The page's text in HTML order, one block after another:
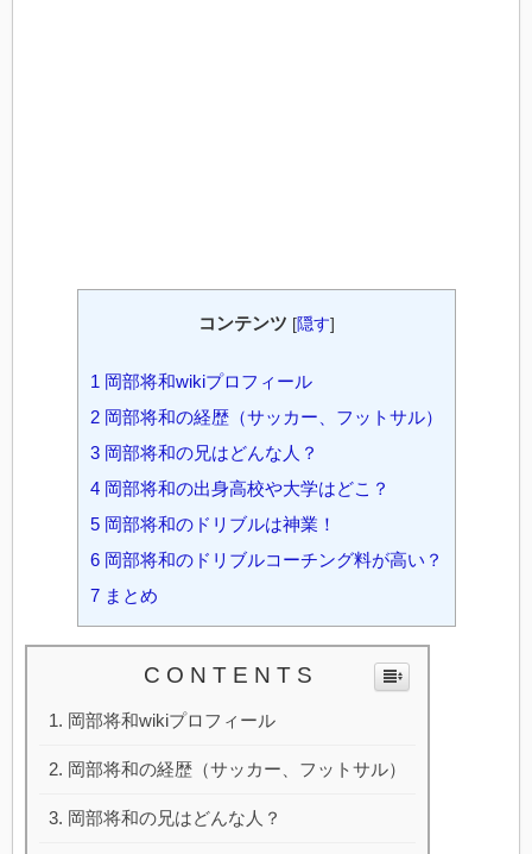
コンテンツ [隠す]
1 岡部将和wikiプロフィール
2岡部将和の経歴（サッカー、フットサル）
3岡部将和の兄はどんな人？
4岡部将和の出身高校や大学はどこ？
5岡部将和のドリブルは神業！
6岡部将和のドリブルコーチング料が高い？
7まとめ
C O N T E N T S
岡部将和wikiプロフィール
岡部将和の経歴（サッカー、フットサル）
岡部将和の兄はどんな人？